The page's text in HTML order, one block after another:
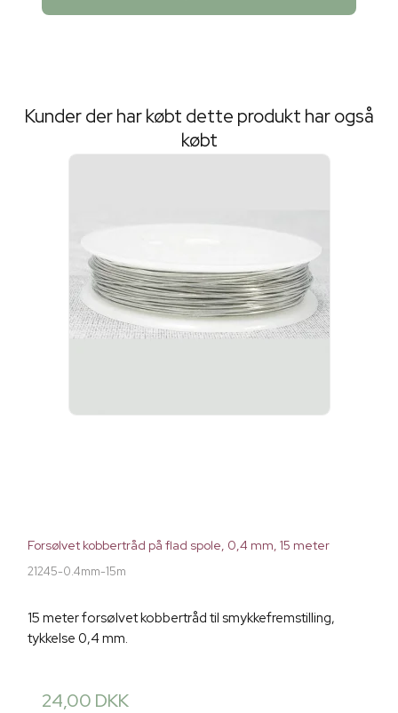
Kunder der har købt dette produkt har også
købt
Forsølvet kobbertråd på flad spole, 0,4 mm, 15 meter
21245-0.4mm-15m
15 meter forsølvet kobbertråd til smykkefremstilling,
tykkelse 0,4 mm.
24,00 DKK